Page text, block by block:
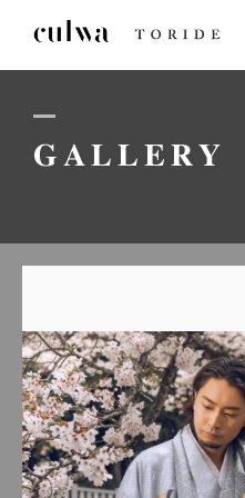
GALLERY
LINEでの